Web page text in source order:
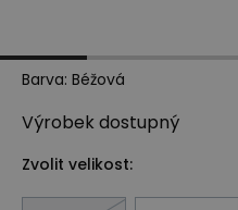
Barva: Béžová
Výrobek dostupný
Zvolit velikost: